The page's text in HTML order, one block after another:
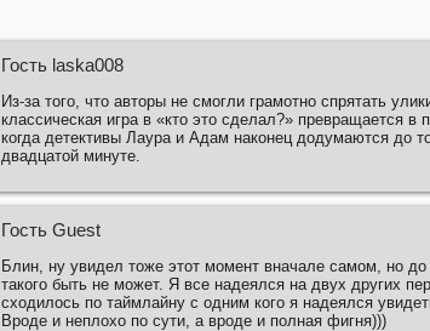
Гость laska008
Из-за того, что авторы не смогли грамотно спрятать
классическая игра в «кто это сделал?» превращается в
когда детективы Лаура и Адам наконец додумаются до
двадцатой минуте.
Гость Guest
Блин, ну увидел тоже этот момент вначале самом, но
такого быть не может. Я все надеялся на двух других
сходилось по таймлайну с одним кого я надеялся
Вроде и неплохо по сути, а вроде и полная фигня)))